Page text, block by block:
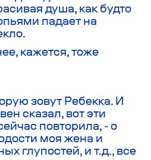
душа, как будто
падает на
кажется, тоже
зовут Ребекка. И
сказал, вот эти
повторила, - о
моя жена и
глупостей, и т.д., все